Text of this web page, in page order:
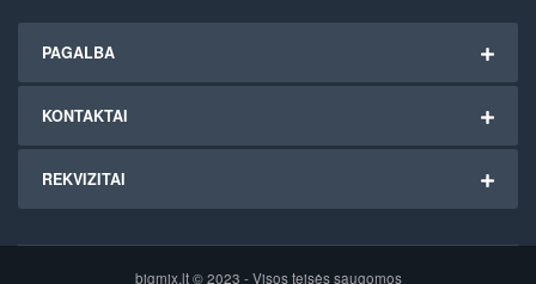
PAGALBA
KONTAKTAI
REKVIZITAI
bigmix.lt © 2023 - Visos teisės saugomos